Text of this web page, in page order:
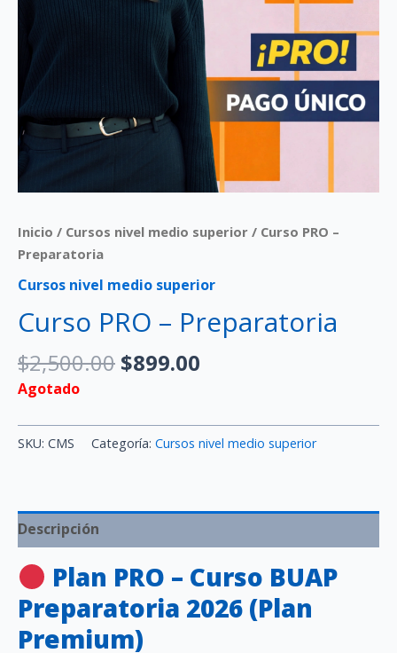
Inicio / Cursos nivel medio superior / Curso PRO –
Preparatoria
Cursos nivel medio superior
Curso PRO – Preparatoria
$2,500.00 $899.00
Agotado
SKU: CMS Categoría: Cursos nivel medio superior
Descripción
Plan PRO – Curso BUAP
Preparatoria 2026 (Plan
Premium)